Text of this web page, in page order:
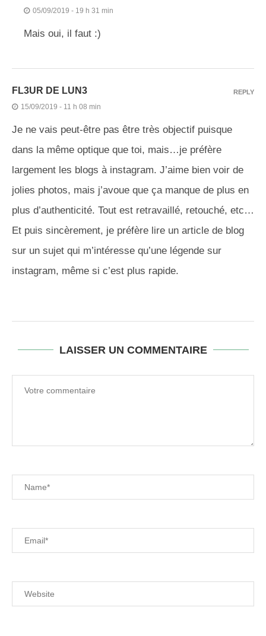
05/09/2019 - 19 h 31 min
Mais oui, il faut :)
FL3UR DE LUN3
15/09/2019 - 11 h 08 min
Je ne vais peut-être pas être très objectif puisque
dans la même optique que toi, mais…je préfère
largement les blogs à instagram. J’aime bien voir de
jolies photos, mais j’avoue que ça manque de plus en
plus d’authenticité. Tout est retravaillé, retouché, etc…
Et puis sincèrement, je préfère lire un article de blog
sur un sujet qui m’intéresse qu’une légende sur
instagram, même si c’est plus rapide.
REPLY
LAISSER UN COMMENTAIRE